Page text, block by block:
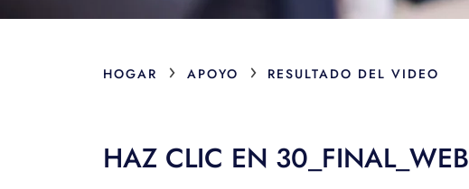
HOGAR › APOYO › RESULTADO DEL VIDEO
HAZ CLIC EN 30_FINAL_WEB